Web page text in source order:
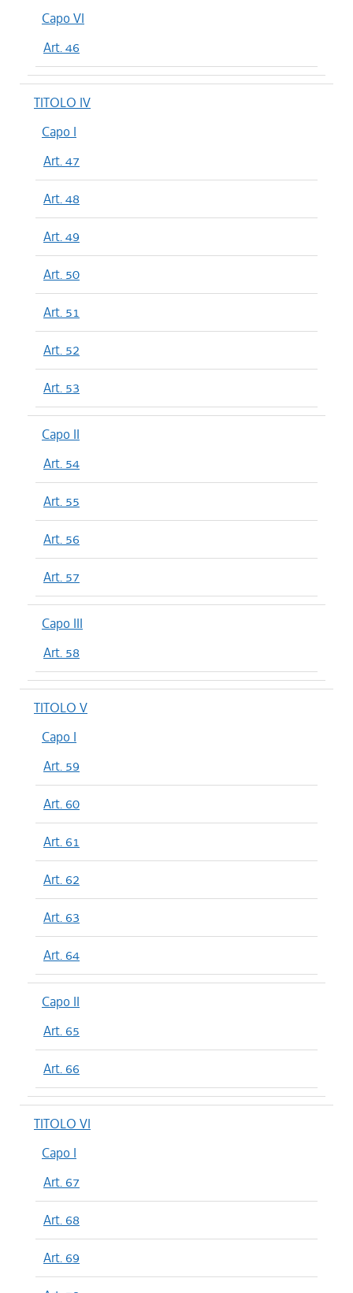
Capo VI
Art. 46
TITOLO IV
Capo I
Art. 47
Art. 48
Art. 49
Art. 50
Art. 51
Art. 52
Art. 53
Capo II
Art. 54
Art. 55
Art. 56
Art. 57
Capo III
Art. 58
TITOLO V
Capo I
Art. 59
Art. 60
Art. 61
Art. 62
Art. 63
Art. 64
Capo II
Art. 65
Art. 66
TITOLO VI
Capo I
Art. 67
Art. 68
Art. 69